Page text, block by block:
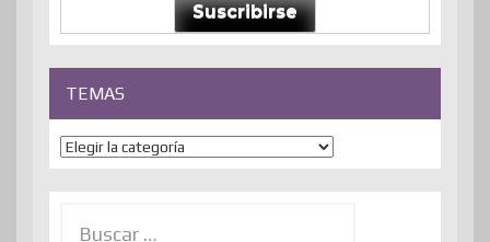
Suscribirse
TEMAS
Temas